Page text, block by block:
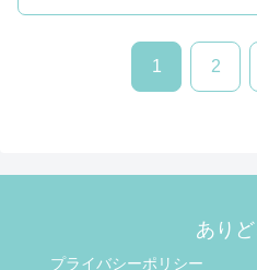
1 2
あり
プライバシーポリシー